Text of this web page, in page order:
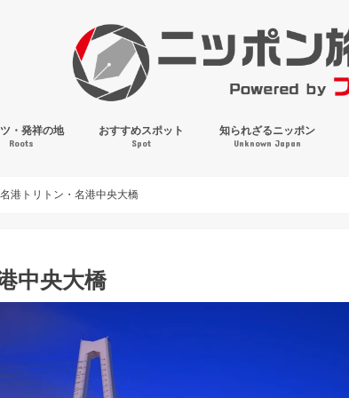
・発祥の地
Roots
おすすめスポット
Spot
知られざるニッポン
Unknown Japan
名港トリトン・名港中央大橋
中央大橋